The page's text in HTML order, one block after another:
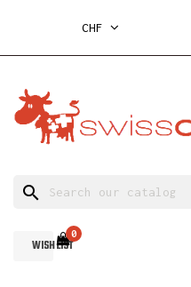
CHF
search
WISH LIST
0